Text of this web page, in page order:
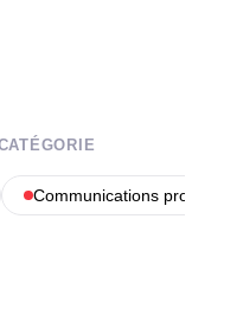
Communications